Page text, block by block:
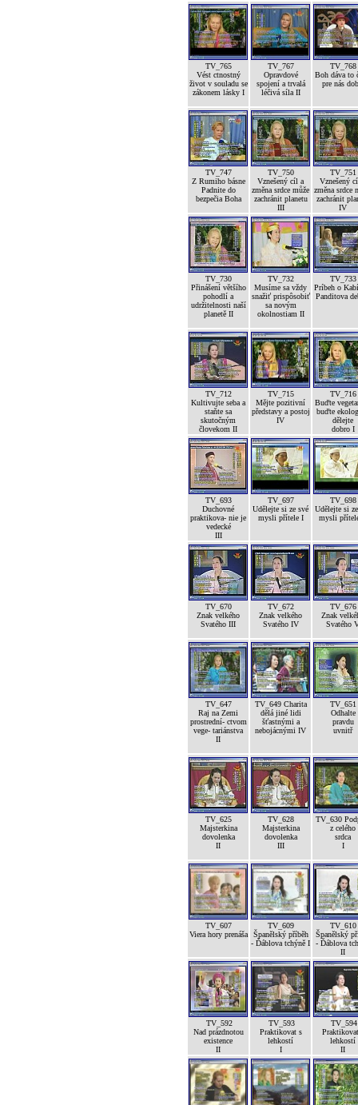
TV_765
Vést ctnostný
život v souladu se
zákonem lásky I
TV_767
Opravdové
spojení a trvalá
léčivá síla II
TV_768
Boh dáva to
pre nás
TV_747
Z Rumiho básne
Padnite do
bezpečia Boha
TV_750
Vznešený cíl a
změna srdce může
zachránit planetu
III
TV_751
Vznešený
změna srdce
zachránit
IV
TV_730
Přinášení většího
pohodlí a
udržitelnosti naší
planetě II
TV_732
Musíme sa vždy
snažiť prispôsobiť
sa novým
okolnostiam II
TV_733
Príbeh o
Panditova
TV_712
Kultivujte seba a
staňte sa
skutočným
človekom II
TV_715
Mějte pozitivní
představy a postoj
IV
TV_716
Buďte
buďte
dělejte
dobro I
TV_693
Duchovné
praktikova- nie je
vedecké
III
TV_697
Udělejte si ze své
mysli přítele I
TV_698
Udělejte si
mysli
TV_670
Znak velkého
Svatého III
TV_672
Znak velkého
Svatého IV
TV_676
Znak
Svatého
TV_647
Raj na Zemi
prostrední- ctvom
vege- tariánstva
II
TV_649 Charita
dělá jiné lidi
šťastnými a
nebojácnými IV
TV_651
Odhalte
pravdu
uvnitř
TV_625
Majsterkina
dovolenka
II
TV_628
Majsterkina
dovolenka
III
TV_630
z celého
srdca
I
TV_607
Viera hory prenáša
TV_609
Španělský příběh
- Ďáblova tchýně I
TV_610
Španělský
- Ďáblova
II
TV_592
Nad prázdnotou
existence
II
TV_593
Praktikovat s
lehkostí
I
TV_594
lehkostí
II